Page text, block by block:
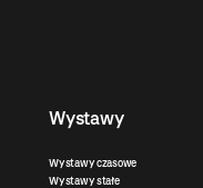
Wystawy
Wystawy czasowe
Wystawy stałe